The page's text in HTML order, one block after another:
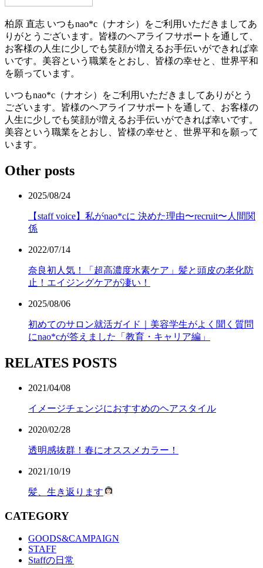
柏原 直志 いつもnao*c（ナオシ）をご利用いただきましてあ
りがとうございます。皆様のヘアライフサポートを通して、
お客様の人生に少しでも笑顔が増えるお手伝いができれば幸
いです。美容という職業をとおし、皆様の幸せと、世界平和
を願っています。
いつもnao*c（ナオシ）をご利用いただきましてありがとう
ございます。皆様のヘアライフサポートを通して、お客様の
人生に少しでも笑顔が増えるお手伝いができれば幸いです。
美容という職業をとおし、皆様の幸せと、世界平和を願って
います。
Other posts
2025/08/24
【staff voice】私がnao*cに 決めた理由〜recruit〜人間関
係
2022/07/14
奈良初人気！「超高濃度水素ケア」髪と頭皮の老化防
止！エイジングケアが凄い！
2025/08/06
初めてのサロン就活ガイド｜美容学生がよく聞く質問
にnao*cが答えました「教育・キャリア編」
RELATES POSTS
2021/04/08
イメージチェンジにおすすめのヘアスタイル
2020/02/28
透明感抜群！春にオススメカラー！
2021/10/19
髪、生き返ります
CATEGORY
GOODS&CAMPAIGN
STAFF
Staffの日常